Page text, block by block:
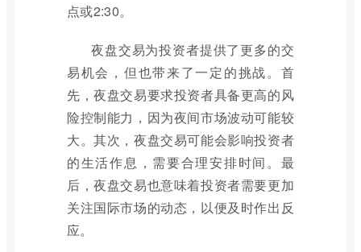
点或2:30。
夜盘交易为投资者提供了更多的交
易机会，但也带来了一定的挑战。首
先，夜盘交易要求投资者具备更高的风
险控制能力，因为夜间市场波动可能较
大。其次，夜盘交易可能会影响投资者
的生活作息，需要合理安排时间。最
后，夜盘交易也意味着投资者需要更加
关注国际市场的动态，以便及时作出反
应。